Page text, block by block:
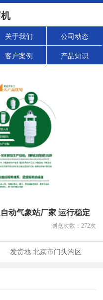
关于我们 公司动态
客户案例 产品知识
动气象站厂家 运行稳定
浏览次数： 272次
发货地:北京市门头沟区